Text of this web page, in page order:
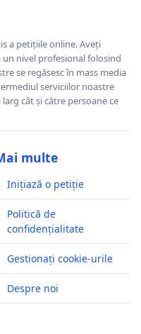
a petițiile online. Aveți
nivel profesional folosind
se regăsesc în mass media
serviciilor noastre
cât și către persoane ce
multe
Inițiază o petiție
Politică de
confidențialitate
Gestionați cookie-urile
Despre noi